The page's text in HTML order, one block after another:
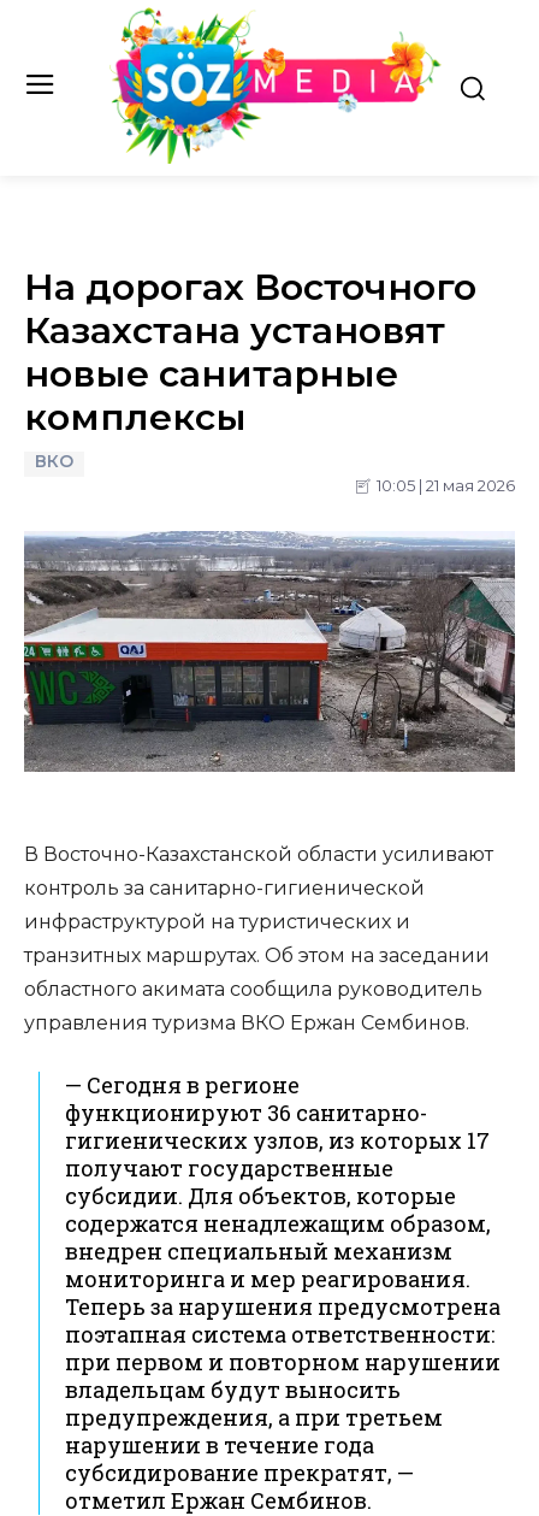
На дорогах Восточного
Казахстана установят
новые санитарные
комплексы
ВКО
10:05 | 21 мая 2026
В Восточно-Казахстанской области усиливают
контроль за санитарно-гигиенической
инфраструктурой на туристических и
транзитных маршрутах. Об этом на заседании
областного акимата сообщила руководитель
управления туризма ВКО Ержан Сембинов.
— Сегодня в регионе
функционируют 36 санитарно-
гигиенических узлов, из которых 17
получают государственные
субсидии. Для объектов, которые
содержатся ненадлежащим образом,
внедрен специальный механизм
мониторинга и мер реагирования.
Теперь за нарушения предусмотрена
поэтапная система ответственности:
при первом и повторном нарушении
владельцам будут выносить
предупреждения, а при третьем
нарушении в течение года
субсидирование прекратят, —
отметил Ержан Сембинов.